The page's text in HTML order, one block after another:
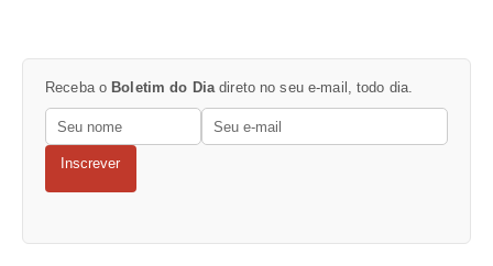
Receba o Boletim do Dia direto no seu e-mail, todo dia.
Inscrever